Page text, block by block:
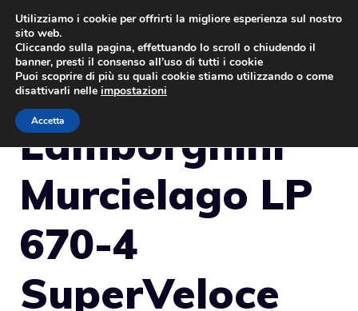
Vai
contenuto
Lamborghini
Murcielago LP
670-4
SuperVeloce
Utilizziamo i cookie per offrirti la migliore esperienza sul nostro
sito web.
Cliccando sulla pagina, effettuando lo scroll o chiudendo il
banner, presti il consenso all’uso di tutti i cookie
Puoi scoprire di più su quali cookie stiamo utilizzando o come
disattivarli nelle impostazioni
Accetta